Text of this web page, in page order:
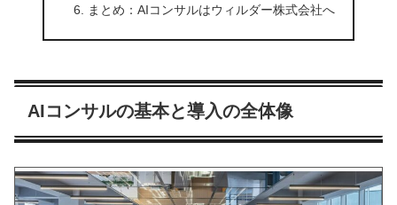
まとめ：AIコンサルはウィルダー株式会社へ
AIコンサルの基本と導入の全体像